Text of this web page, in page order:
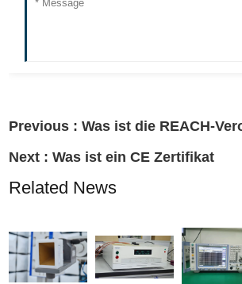
Previous :Was ist die REACH-
Next :Was ist ein CE Zertifikat​
Related News